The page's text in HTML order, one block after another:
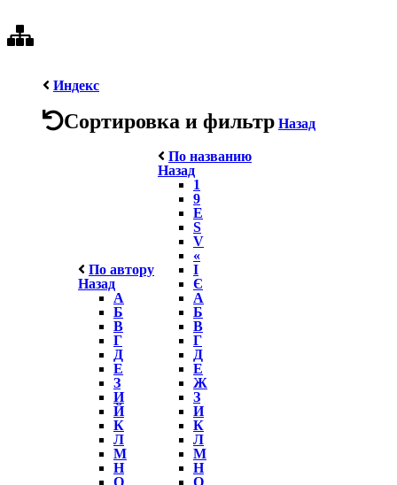
Индекс
Сортировка и фильтр Назад
По автору
Назад
А
Б
В
Г
Д
Е
З
И
Й
К
Л
М
Н
О
По названию
Назад
1
9
E
S
V
«
І
Є
А
Б
В
Г
Д
Е
Ж
З
И
К
Л
М
Н
О